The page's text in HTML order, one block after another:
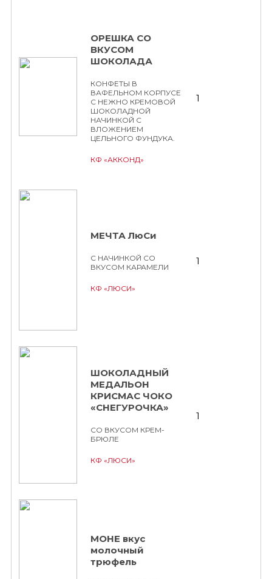
ОРЕШКА СО
ВКУСОМ
ШОКОЛАДА
КОНФЕТЫ В
ВАФЕЛЬНОМ КОРПУСЕ
С НЕЖНО КРЕМОВОЙ
ШОКОЛАДНОЙ
НАЧИНКОЙ С
ВЛОЖЕНИЕМ
ЦЕЛЬНОГО ФУНДУКА.
КФ «АККОНД»
1
МЕЧТА ЛюСи
С НАЧИНКОЙ СО
ВКУСОМ КАРАМЕЛИ
КФ «ЛЮСИ»
1
ШОКОЛАДНЫЙ
МЕДАЛЬОН
КРИСМАС ЧОКО
«СНЕГУРОЧКА»
СО ВКУСОМ КРЕМ-
БРЮЛЕ
КФ «ЛЮСИ»
1
МОНЕ вкус
молочный
трюфель